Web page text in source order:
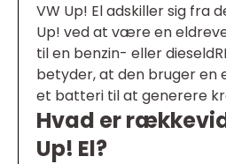
VW Up! El adskiller sig fra
Up! ved at være en
til en benzin- eller
betyder, at den bruger en
et batteri til at generere
Hvad er
Up! El?